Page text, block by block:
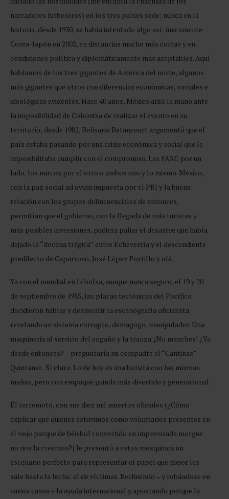
narradores futboleros) en los tres países sede; nunca en la
historia, desde 1930, se había intentado algo así; únicamente
Corea-Japón en 2002, en distancias mucho más cortas y en
condiciones política y diplomáticamente más aceptables. Aquí
hablamos de los tres gigantes de América del norte, algunos
más gigantes que otros con diferencias económicas, sociales e
ideológicas evidentes. Hace 40 años, México alzó la mano ante
la imposibilidad de Colombia de realizar el evento en su
territorio; desde 1982, Belisario Betancourt argumentó que el
país estaba pasando por una crisis económica y social que le
imposibilitaba cumplir con el compromiso. Las FARC por un
lado, los narcos por el otro o ambos uno y lo mismo. México,
con la paz social ad ovum impuesta por el PRI y la buena
relación con los grupos delincuenciales de entonces,
permitían que el gobierno, con la llegada de más turistas y
más posibles inversiones, pudiera paliar el desastre que había
dejado la “docena trágica” entre Echeverría y el descendiente
predilecto de Caparroso, José López Portillo y olé.
Ya con el mundial en la bolsa, aunque nunca seguro, el 19 y 20
de septiembre de 1985, las placas tectónicas del Pacífico
decidieron hablar y desmentir la escenografía oficialista
revelando un sistema corrupto, demagogo, manipulador. Una
maquinaria al servicio del engaño y la tranza. ¡No manches! ¿Ya
desde entonces? – preguntaría mi compadre el “Cantinas”
Quintanar. Sí claro. Lo de hoy es una bolsita con las mismas
mañas, pero con empaque guinda más divertido y generacional.
El terremoto, con sus diez mil muertos oficiales (¿Cómo
explicar que quienes estuvimos como voluntarios presentes en
el viejo parque de béisbol convertido en improvisada morgue
no nos la creemos?) le presentó a estos mezquinos un
escenario perfecto para representar el papel que mejor les
sale hasta la fecha: el de víctimas. Recibiendo – y robándose en
varios casos – la ayuda internacional y apostando porque la